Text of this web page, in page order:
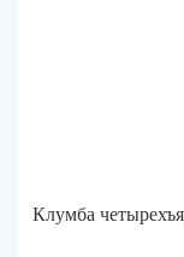
Клумба